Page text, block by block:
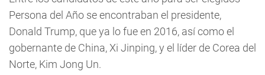
Persona del Año se encontraban el presidente,
Donald Trump, que ya lo fue en 2016, así como el
gobernante de China, Xi Jinping, y el líder de Corea del
Norte, Kim Jong Un.